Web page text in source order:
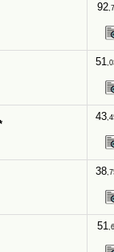
92,7
51
43
38
51,6